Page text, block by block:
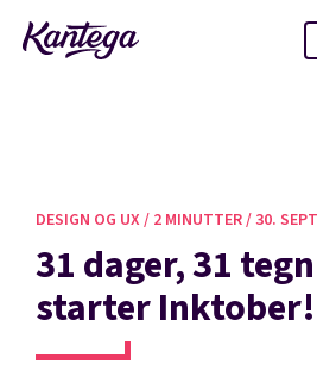
DESIGN OG UX / 2 MINUTTER /30.
31 dager, 31
starter Inktober!